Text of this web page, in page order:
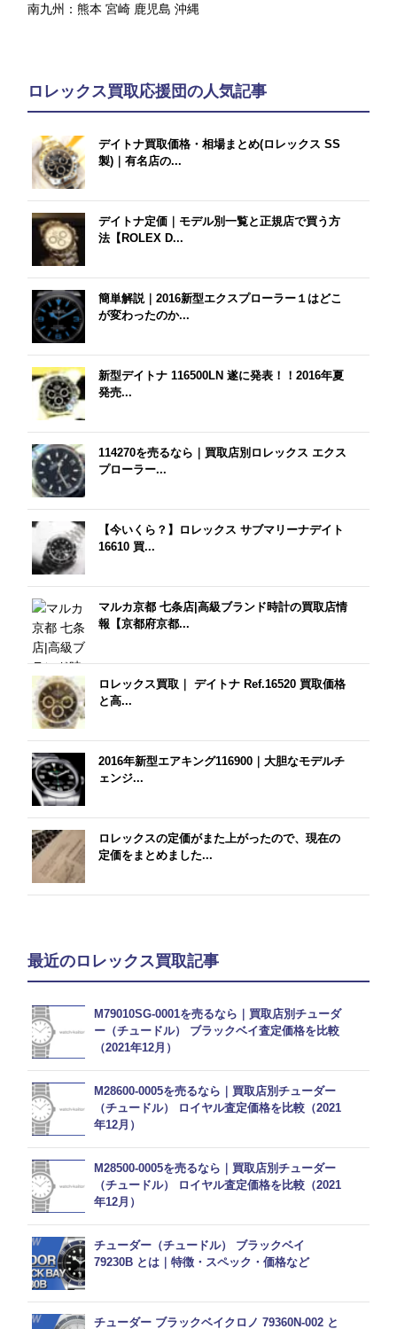
南九州：熊本 宮崎 鹿児島 沖縄
ロレックス買取応援団の人気記事
デイトナ買取価格・相場まとめ(ロレックス SS
製)｜有名店の...
デイトナ定価｜モデル別一覧と正規店で買う方
法【ROLEX D...
簡単解説｜2016新型エクスプローラー１はどこ
が変わったのか...
新型デイトナ 116500LN 遂に発表！！2016年夏
発売...
114270を売るなら｜買取店別ロレックス エクス
プローラー...
【今いくら？】ロレックス サブマリーナデイト
16610 買...
マルカ京都 七条店|高級ブランド時計の買取店情
報【京都府京都...
ロレックス買取｜ デイトナ Ref.16520 買取価格
と高...
2016年新型エアキング116900｜大胆なモデルチ
ェンジ...
ロレックスの定価がまた上がったので、現在の
定価をまとめました...
最近のロレックス買取記事
M79010SG-0001を売るなら｜買取店別チューダ
ー（チュードル） ブラックベイ査定価格を比較
（2021年12月）
M28600-0005を売るなら｜買取店別チューダー
（チュードル） ロイヤル査定価格を比較（2021
年12月）
M28500-0005を売るなら｜買取店別チューダー
（チュードル） ロイヤル査定価格を比較（2021
年12月）
チューダー（チュードル） ブラックベイ
79230B とは｜特徴・スペック・価格など
チューダー ブラックベイクロノ 79360N-002 と